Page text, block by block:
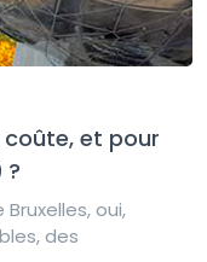
coûte, et pour
?
oui,
des